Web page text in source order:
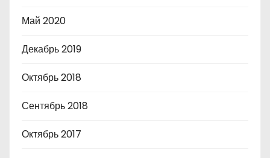
Май 2020
Декабрь 2019
Октябрь 2018
Сентябрь 2018
Октябрь 2017